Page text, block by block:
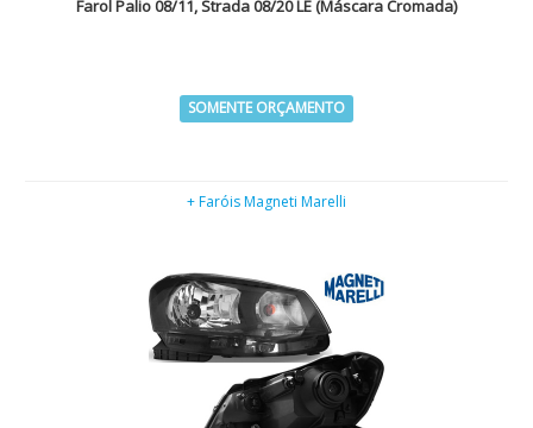
Farol Palio 08/11, Strada 08/20 LE (Máscara Cromada)
SOMENTE ORÇAMENTO
+ Faróis Magneti Marelli